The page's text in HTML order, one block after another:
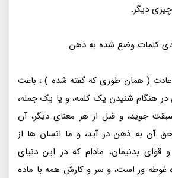
دیگر.
کلمات وضع شده به ذهن
( همان طوری که گفته شده ) ، باعث
هنگام شنیدن یک کلمه، و یا یک جمله،
جوید، و قبل از هر معنای دیگر، آن
آن به ذهن در آید، و ما انسان ها از
و قوای بدنیمان، مادام که در این دنیای
غوطه ور است، و سر و کارش همه با ماده